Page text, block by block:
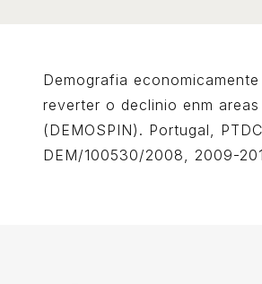
Demografia
reverter o declinio enm
(DEMOSPIN). Portugal,
DEM/100530/2008, 2009-